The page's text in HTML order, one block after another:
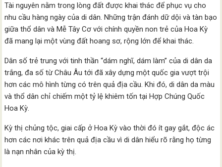
Tài nguyên nằm trong lòng đất được khai thác để phục vụ cho
nhu cầu hàng ngày của di dân. Những trận đánh dữ dội và tàn bạo
giữa thổ dân và Mễ Tây Cơ với chính quyền non trẻ của Hoa Kỳ
đã mang lại một vùng đất hoang sơ, rộng lớn để khai thác.
Dân số trẻ trung với tinh thần “dám nghĩ, dám làm” của di dân da
trắng, đa số từ Châu Âu tới đã xây dựng một quốc gia vượt trội
hơn các mô hình từng có trên quả địa cầu. Khi đó, di dân da màu
và thổ dân chỉ chiếm một tỷ lệ khiêm tốn tại Hợp Chúng Quốc
Hoa Kỳ.
Kỳ thị chủng tộc, giai cấp ở Hoa Kỳ vào thời đó ít gay gắt, độc ác
hơn các nơi khác trên quả địa cầu vì di dân hiểu rõ rằng họ từng
là nạn nhân của kỳ thị.